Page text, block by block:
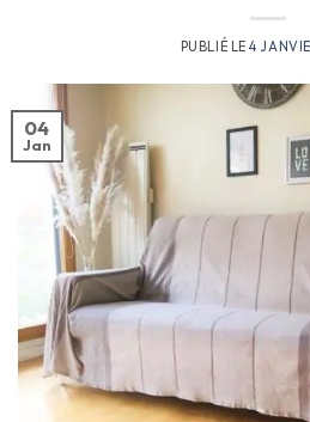
PUBLIÉ LE4
04
Jan